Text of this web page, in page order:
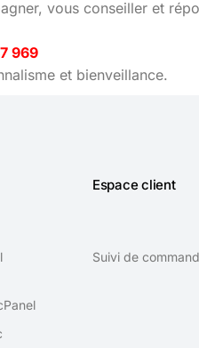
vous conseiller et
969
et bienveillance.
Espace client
Suivi de